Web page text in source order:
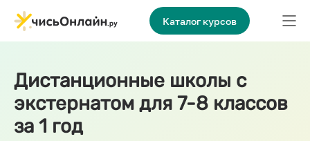
Каталог курсов
Дистанционные школы с
экстернатом для 7-8 классов
за 1 год